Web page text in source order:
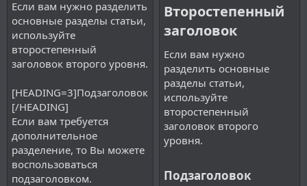
Если вам нужно разделить
основные разделы статьи,
используйте
второстепенный
заголовок второго уровня.
[HEADING=3]Подзаголовок
[/HEADING]
Если вам требуется
дополнительное
разделение, то Вы можете
воспользоваться
подзаголовком.
Второстепенный
заголовок​
Если вам нужно
разделить основные
разделы статьи,
используйте
второстепенный
заголовок второго
уровня.
Подзаголовок​